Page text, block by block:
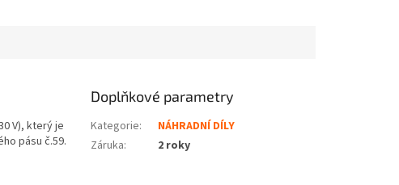
V), který je
pásu č.59.
Doplňkové parametry
Kategorie:
NÁHRADNÍ DÍLY
Záruka: 2 roky